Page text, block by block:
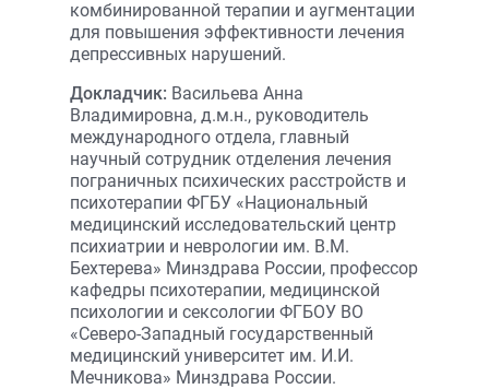
комбинированной терапии и аугментации
для повышения эффективности лечения
депрессивных нарушений.
Докладчик: Васильева Анна
Владимировна, д.м.н., руководитель
международного отдела, главный
научный сотрудник отделения лечения
пограничных психических расстройств и
психотерапии ФГБУ «Национальный
медицинский исследовательский центр
психиатрии и неврологии им. В.М.
Бехтерева» Минздрава России, профессор
кафедры психотерапии, медицинской
психологии и сексологии ФГБОУ ВО
«Северо-Западный государственный
медицинский университет им. И.И.
Мечникова» Минздрава России.